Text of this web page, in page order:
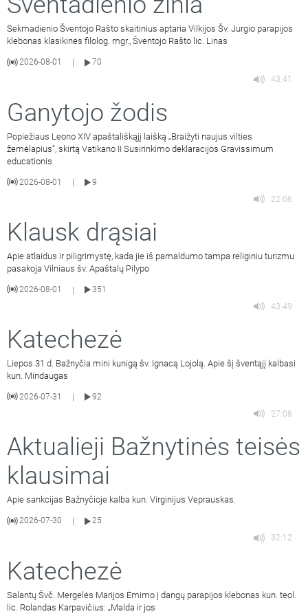
Sekmadienio Šventojo Rašto skaitinius aptaria Vilkijos Šv. Jurgio parapijos
klebonas klasikinės filolog. mgr., Šventojo Rašto lic. Linas
2026-08-01
70
43:41
Ganytojo žodis
Popiežiaus Leono XIV apaštališkąjį laišką „Braižyti naujus vilties
žemėlapius“, skirtą Vatikano II Susirinkimo deklaracijos Gravissimum
educationis
2026-08-01
9
22:06
Klausk drąsiai
Apie atlaidus ir piligrimystę, kada jie iš pamaldumo tampa religiniu turizmu
pasakoja Vilniaus šv. Apaštalų Pilypo
2026-08-01 |
351
43:49
Katechezė
Liepos 31 d. Bažnyčia mini kunigą šv. Ignacą Lojolą. Apie šį šventąjį kalbasi
kun. Mindaugas
2026-07-31 |
92
27:08
Aktualieji Bažnytinės teisės
klausimai
Apie sankcijas Bažnyčioje kalba kun. Virginijus Veprauskas.
2026-07-30
25
32:12
Katechezė
Salantų Švč. Mergelės Marijos Ėmimo į dangų parapijos klebonas kun. teol.
lic. Rolandas Karpavičius: „Malda ir jos